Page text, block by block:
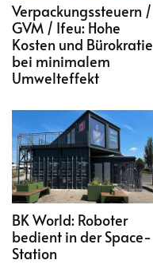
Verpackungssteuern /
GVM / Ifeu: Hohe
Kosten und Bürokratie
bei minimalem
Umwelteffekt
BK World: Roboter
bedient in der Space-
Station